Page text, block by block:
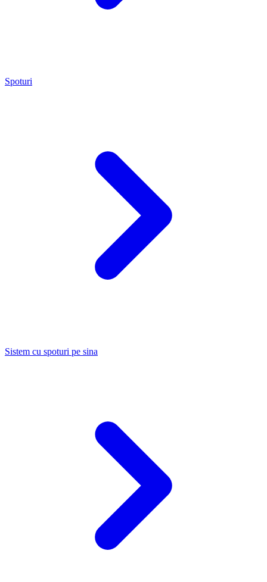
Spoturi
Sistem cu spoturi pe sina